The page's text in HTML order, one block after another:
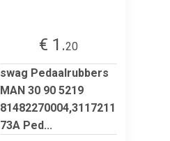
€ 1.20
swag Pedaalrubbers
MAN 30 90 5219
81482270004,3117211
73A Ped...